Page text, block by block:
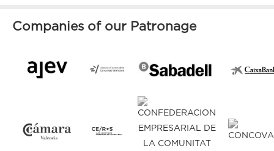
Companies of our Patronage